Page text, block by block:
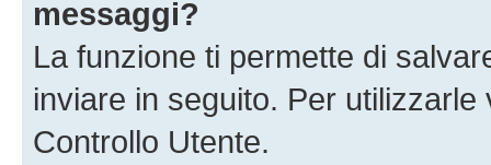
messaggi?
La funzione ti permette di
inviare in seguito. Per utilizzarle
Controllo Utente.